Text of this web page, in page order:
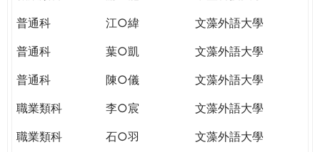
普通科
江○緯
文藻外語大學
普通科
葉○凱
文藻外語大學
普通科
陳○儀
文藻外語大學
職業類科
李○宸
文藻外語大學
職業類科
石○羽
文藻外語大學